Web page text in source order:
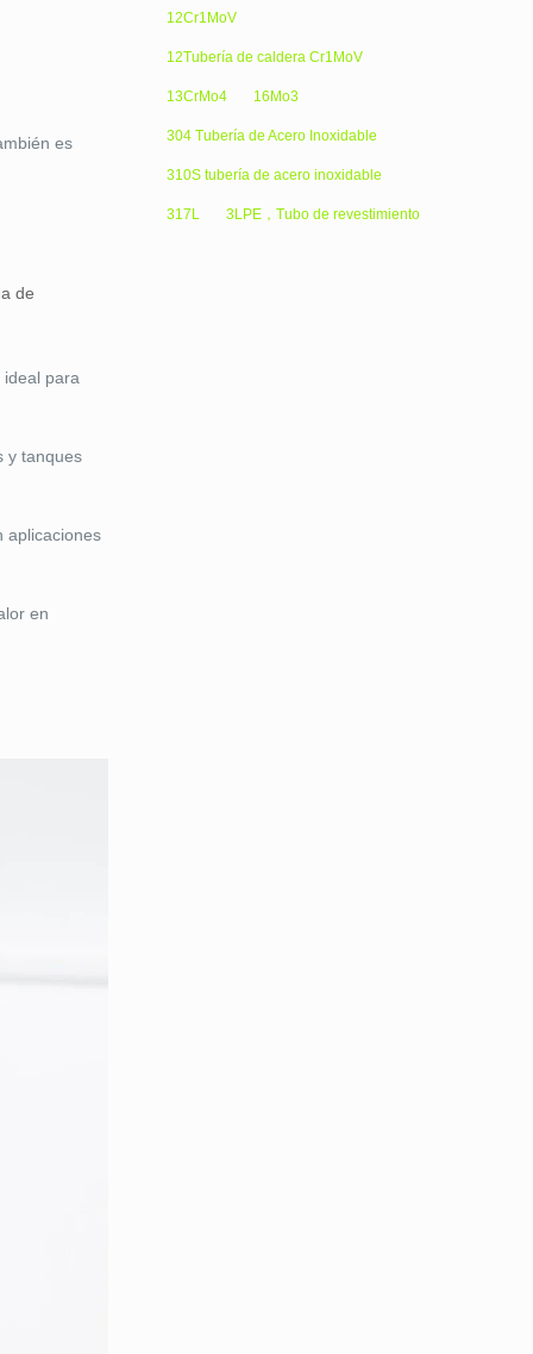
es
de
ideal para
y tanques
aplicaciones
en
12Cr1MoV
12Tubería de caldera Cr1MoV
13CrMo4 16Mo3
304 Tubería de Acero Inoxidable
310S tubería de acero inoxidable
317L 3LPE，Tubo de revestimiento